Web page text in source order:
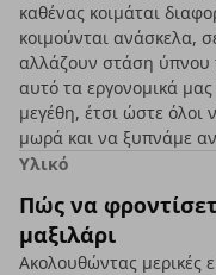
καθένας κοιμάται
κοιμούνται ανάσκελα,
αλλάζουν στάση ύπνου
αυτό τα εργονομικά
μεγέθη, έτσι ώστε
μωρά και να ξυπνάμε
Υλικό
Πώς να
μαξιλάρι
Ακολουθώντας μερικές